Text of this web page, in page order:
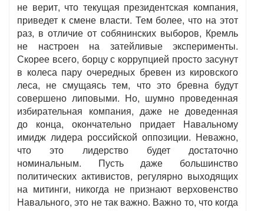
не верит, что текущая президентская компания,
приведет к смене власти. Тем более, что на этот
раз, в отличие от собянинских выборов, Кремль
не настроен на затейливые эксперименты.
Скорее всего, борцу с коррупцией просто засунут
в колеса пару очередных бревен из кировского
леса, не смущаясь тем, что это бревна будут
совершено липовыми. Но, шумно проведенная
избирательная компания, даже не доведенная
до конца, окончательно придает Навальному
имидж лидера российской оппозиции. Неважно,
что это лидерство будет достаточно
номинальным. Пусть даже большинство
политических активистов, регулярно выходящих
на митинги, никогда не признают верховенство
Навального, это не так важно. Важно то, что когда